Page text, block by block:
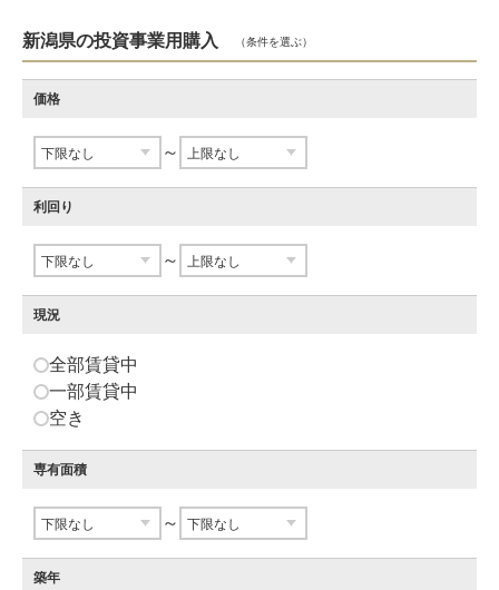
新潟県の投資事業用購入 （条件を選ぶ）
価格
～
利回り
～
現況
全部賃貸中
一部賃貸中
空き
専有面積
～
築年